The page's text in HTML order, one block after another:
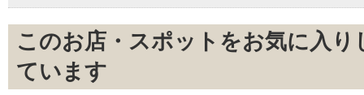
このお店・スポットをお気に入
ています